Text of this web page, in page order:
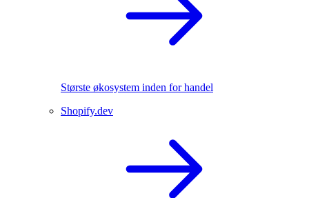
Største økosystem inden for handel
Shopify.dev